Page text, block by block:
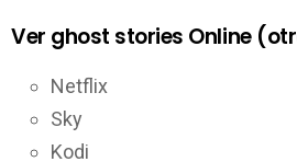
Ver ghost stories Online
Netflix
Sky
Kodi